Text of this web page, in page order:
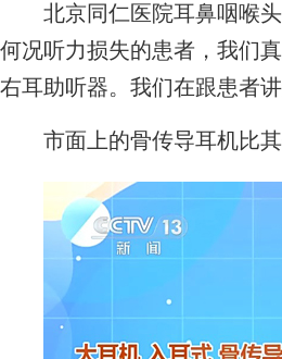
北京同仁医院耳鼻咽喉头
何况听力损失的患者，我们
右耳助听器。我们在跟患者
市面上的骨传导耳机比